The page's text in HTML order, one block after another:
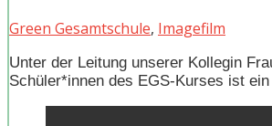
Green Gesamtschule, Imagefilm
Unter der Leitung unserer Kollegin
Schüler*innen des EGS-Kurses ist